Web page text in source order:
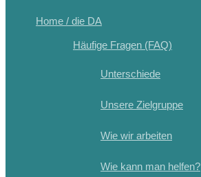
Home / die DA
Häufige Fragen (FAQ)
Unterschiede
Unsere Zielgruppe
Wie wir arbeiten
Wie kann man helfen?